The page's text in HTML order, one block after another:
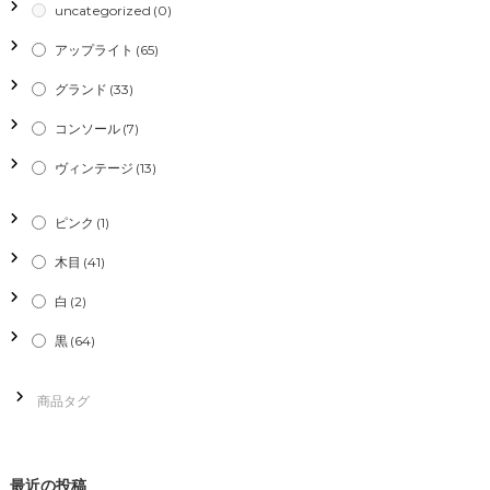
ー
シ
ョ
ン
uncategorized (0)
アップライト (65)
グランド (33)
コンソール (7)
ヴィンテージ (13)
ピンク (1)
木目 (41)
白 (2)
黒 (64)
最近の投稿